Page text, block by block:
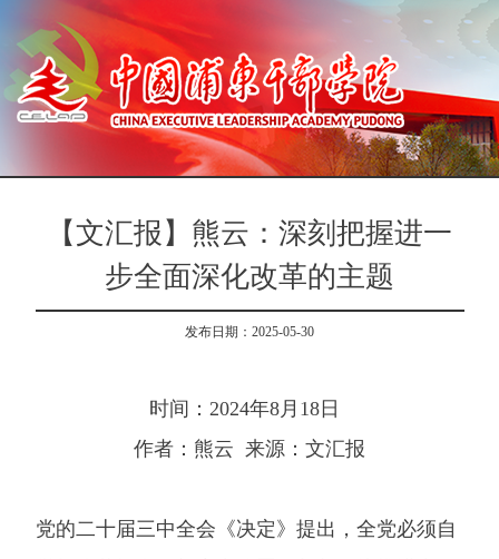
【文汇报】熊云：深刻把握进一
步全面深化改革的主题
发布日期：2025-05-30
时间：2024年8月18日
作者：熊云 来源：文汇报
党的二十届三中全会《决定》提出，全党必须自